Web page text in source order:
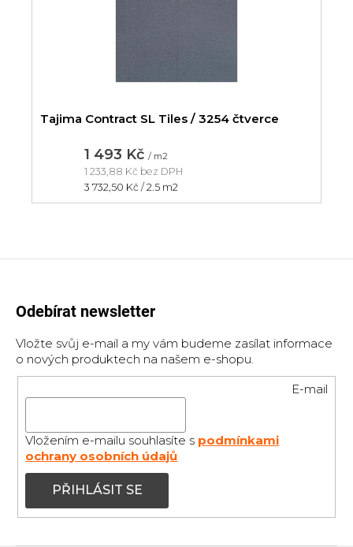
Tajima Contract SL Tiles / 3254 čtverce
1 493 Kč / m2
1 233,88 Kč bez DPH
Měrná
3 732,50 Kč / 2.5 m2
Odebírat newsletter
Vložte svůj e-mail a my vám budeme zasílat informace
o nových produktech na našem e-shopu.
E-mail
Vložením e-mailu souhlasíte s podmínkami
ochrany osobních údajů
PŘIHLÁSIT SE